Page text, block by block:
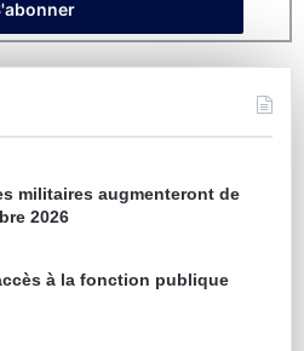
militaires augmenteront de
2026
à la fonction publique